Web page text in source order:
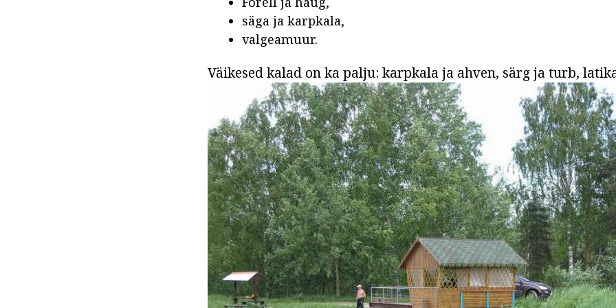
säga ja karpkala,
valgeamuur.
Väikesed kalad on ka palju: karpkala ja ahven, särg ja turb,